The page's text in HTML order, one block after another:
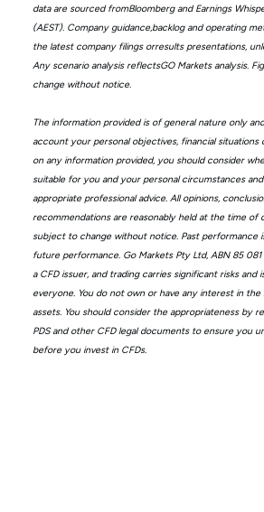
data are sourced fromBloomberg and Earnings
(AEST). Company guidance,backlog and operating
the latest company filings orresults presentations,
Any scenario analysis reflectsGO Markets analysis.
change without notice.
The information provided is of general nature only
account your personal objectives, financial situations
on any information provided, you should consider
suitable for you and your personal circumstances
appropriate professional advice. All opinions,
recommendations are reasonably held at the time of
subject to change without notice. Past performance
future performance. Go Markets Pty Ltd, ABN 85
a CFD issuer, and trading carries significant risks and
everyone. You do not own or have any interest in
assets. You should consider the appropriateness by
PDS and other CFD legal documents to ensure you
before you invest in CFDs.